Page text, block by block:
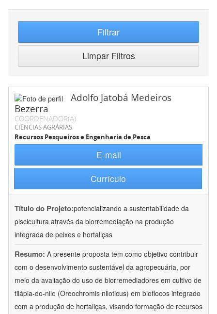
Filtrar
Limpar Filtros
Adolfo Jatobá Medeiros
Bezerra
COORDENADOR(A)
CIÊNCIAS AGRÁRIAS
Recursos Pesqueiros e Engenharia de Pesca
E-mail
Currículo
Título do Projeto:potencializando a sustentabilidade da
piscicultura através da biorremediação na produção
integrada de peixes e hortaliças
Resumo: A presente proposta tem como objetivo contribuir
com o desenvolvimento sustentável da agropecuária, por
meio da avaliação do uso de biorremediadores em cultivo de
tilápia-do-nilo (Oreochromis niloticus) em bioflocos integrado
com a produção de hortaliças, visando formação de recursos